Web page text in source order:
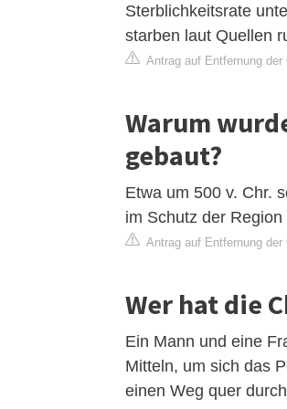
Sterblichkeitsrate
starben laut Quellen
Antrag auf Entfernung der
Warum
gebaut?
Etwa um 500 v. Chr.
im Schutz der
Antrag auf Entfernung der
Wer hat die
Ein Mann und eine
Mitteln, um sich das
einen Weg quer